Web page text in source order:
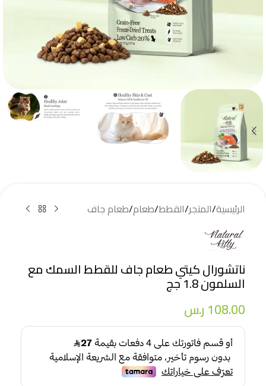
الرئيسية/المتجر/القطط/طعام/طعام جاف
ناتشورال كيتي طعام جاف للقطط السمك مع
السلمون 1.8 جج
108.00 ر.س